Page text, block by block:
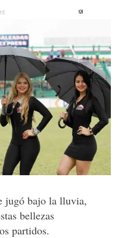
jugó bajo la lluvia,
bellezas
partidos.
X